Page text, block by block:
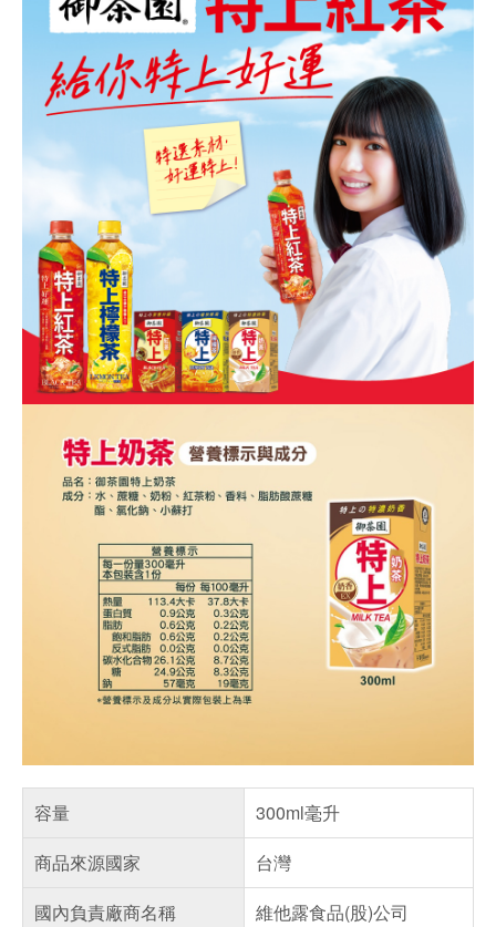
容量
300ml毫升
商品來源國家
台灣
國內負責廠商名稱
維他露食品(股)公司